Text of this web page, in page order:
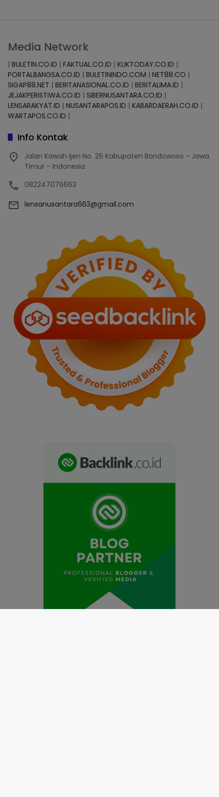
Media Network
| BULETIN.CO.ID | FAKTUAL.CO.ID | KLIKTODAY.CO.ID |
PORTALBANGSA.CO.ID | BULETININDO.COM | NET88.CO |
SIGAP88.NET | BERITANASIONAL.CO.ID | BERITALIMA.ID |
JEJAKPERISTIWA.CO.ID | SIBERNUSANTARA.CO.ID |
LENSARAKYAT.ID | NUSANTARAPOS.ID | KABARDAERAH.CO.ID |
WARTAPOS.CO.ID |
Info Kontak
Jalan Kawah Ijen No. 26 Kabupaten Bondowoso - Jawa
Timur - Indonesia
082247076663
lensanusantara663@gmail.com